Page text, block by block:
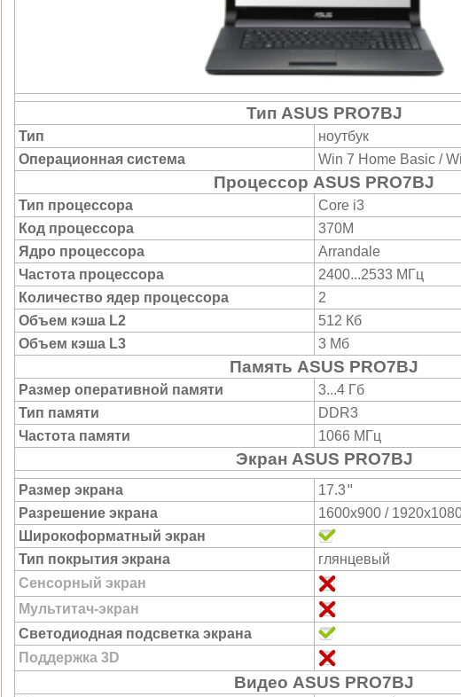
Тип ASUS PRO7BJ
Тип
ноутбук
Операционная система
Win 7 Home Basic /
Процессор ASUS PRO7BJ
Тип процессора
Core i3
Код процессора
370M
Ядро процессора
Arrandale
Частота процессора
2400...2533 МГц
Количество ядер процессора
2
Объем кэша L2
512 Кб
Объем кэша L3
3 Мб
Память ASUS PRO7BJ
Размер оперативной памяти
3...4 Гб
Тип памяти
DDR3
Частота памяти
1066 МГц
Экран ASUS PRO7BJ
Размер экрана 17.3"
Разрешение экрана
1600x900 /
Широкоформатный экран
Тип покрытия экрана
глянцевый
Сенсорный экран
Мультитач-экран
Светодиодная подсветка экрана
Поддержка 3D
Видео ASUS PRO7BJ